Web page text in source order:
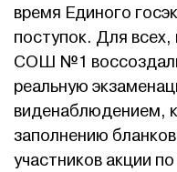
время Единого
поступок. Для
СОШ №1
реальную
виденаблюдением,
заполнению
участников акции